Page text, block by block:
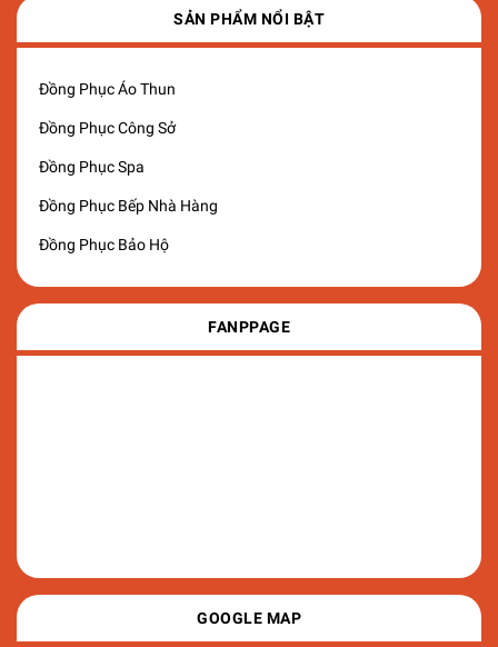
SẢN PHẨM NỔI BẬT
Đồng Phục Áo Thun
Đồng Phục Công Sở
Đồng Phục Spa
Đồng Phục Bếp Nhà Hàng
Đồng Phục Bảo Hộ
FANPPAGE
GOOGLE MAP